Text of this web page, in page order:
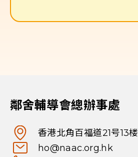
鄰舍輔導會總辦事處
香港北角百福道21号13楼
ho@naac.org.hk